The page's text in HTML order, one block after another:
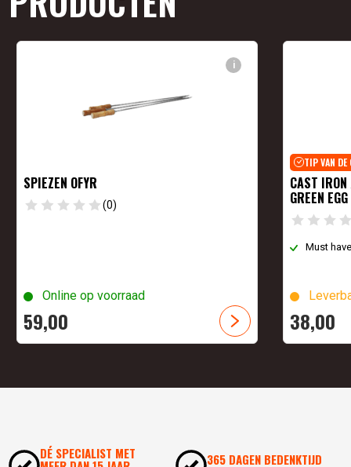
i
SPIEZEN OFYR
(0)
Online op voorraad
59,00
TIP VAN DE
CAST
GREEN EGG
Must
38,00
DÉ SPECIALIST MET 365 DAGEN BEDENKTIJD